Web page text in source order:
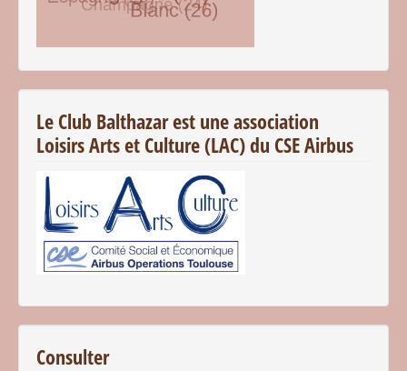
Le Club Balthazar est une association
Loisirs Arts et Culture (LAC) du CSE Airbus
Consulter